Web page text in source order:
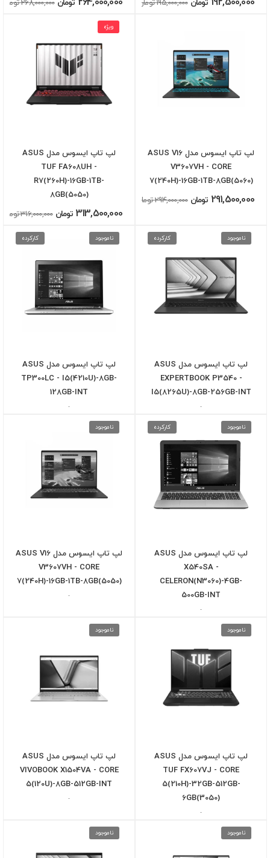
تومان 195,000,000 تومان تومان 268,000,000 تومان
لپ تاپ ایسوس مدل ASUS V16
V3607VH - CORE
7(240H)-16GB-1TB-8GB(5060)
291,500,000 تومان 294,000,000 تومان
ویژه
لپ تاپ ایسوس مدل ASUS
TUF FA608UH -
R7(260H)-16GB-1TB-
8GB(5050)
313,500,000 تومان 316,000,000 تومان
ناموجود کارکرده
لپ تاپ ایسوس مدل ASUS
EXPERTBOOK P3540 -
I5(8265U)-8GB-256GB-INT
-
ناموجود کارکرده
لپ تاپ ایسوس مدل ASUS
TP300LC - I5(4210U)-8GB-
128GB-INT
-
ناموجود کارکرده
لپ تاپ ایسوس مدل ASUS
X540SA -
CELERON(N3060)-4GB-
500GB-INT
-
ناموجود
لپ تاپ ایسوس مدل ASUS V16
V3607VH - CORE
7(240H)-16GB-1TB-8GB(5050)
-
ناموجود
لپ تاپ ایسوس مدل ASUS
TUF FX607VJ - CORE
5(210H)-32GB-512GB-
6GB(3050)
-
ناموجود
لپ تاپ ایسوس مدل ASUS
VIVOBOOK X1504VA - CORE
5(120U)-8GB-512GB-INT
-
ناموجود ناموجود